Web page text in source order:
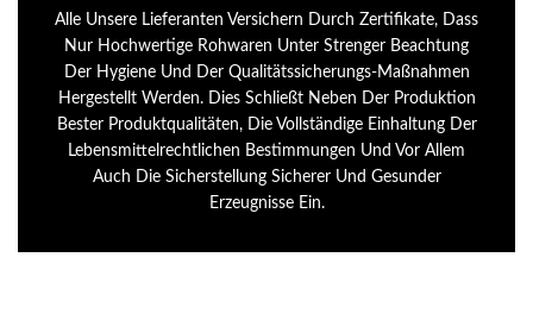
Alle Unsere Lieferanten Versichern Durch Zertifikate, Dass
Nur Hochwertige Rohwaren Unter Strenger Beachtung
Der Hygiene Und Der Qualitätssicherungs-Maßnahmen
Hergestellt Werden. Dies Schließt Neben Der Produktion
Bester Produktqualitäten, Die Vollständige Einhaltung Der
Lebensmittelrechtlichen Bestimmungen Und Vor Allem
Auch Die Sicherstellung Sicherer Und Gesunder
Erzeugnisse Ein.